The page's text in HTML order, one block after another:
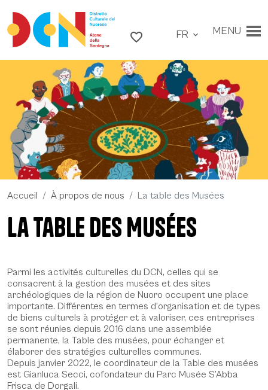
Aller au menu principal
Aller au pied de page
favorite_border FR expand_more MENU
La table des Musées - Daniela Spoto 2023, © CCIANU
Accueil À propos de nous La table des Musées
La table des Musées
Parmi les activités culturelles du DCN, celles qui se
consacrent à la gestion des musées et des sites
archéologiques de la région de Nuoro occupent une place
importante. Différentes en termes d'organisation et de types
de biens culturels à protéger et à valoriser, ces entreprises
se sont réunies depuis 2016 dans une assemblée
permanente, la Table des musées, pour échanger et
élaborer des stratégies culturelles communes.
Depuis janvier 2022, le coordinateur de la Table des musées
est Gianluca Secci, cofondateur du Parc Musée S’Abba
Frisca de Dorgali.